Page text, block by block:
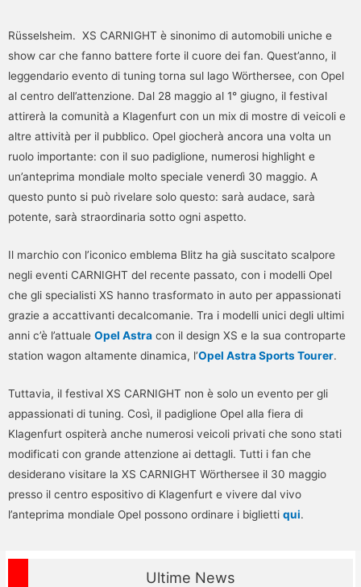
Rüsselsheim. XS CARNIGHT è sinonimo di automobili uniche e
show car che fanno battere forte il cuore dei fan. Quest’anno, il
leggendario evento di tuning torna sul lago Wörthersee, con Opel
al centro dell’attenzione. Dal 28 maggio al 1° giugno, il festival
attirerà la comunità a Klagenfurt con un mix di mostre di veicoli e
altre attività per il pubblico. Opel giocherà ancora una volta un
ruolo importante: con il suo padiglione, numerosi highlight e
un’anteprima mondiale molto speciale venerdì 30 maggio. A
questo punto si può rivelare solo questo: sarà audace, sarà
potente, sarà straordinaria sotto ogni aspetto.
Il marchio con l’iconico emblema Blitz ha già suscitato scalpore
negli eventi CARNIGHT del recente passato, con i modelli Opel
che gli specialisti XS hanno trasformato in auto per appassionati
grazie a accattivanti decalcomanie. Tra i modelli unici degli ultimi
anni c’è l’attuale Opel Astra con il design XS e la sua controparte
station wagon altamente dinamica, l’Opel Astra Sports Tourer.
Tuttavia, il festival XS CARNIGHT non è solo un evento per gli
appassionati di tuning. Così, il padiglione Opel alla fiera di
Klagenfurt ospiterà anche numerosi veicoli privati che sono stati
modificati con grande attenzione ai dettagli. Tutti i fan che
desiderano visitare la XS CARNIGHT Wörthersee il 30 maggio
presso il centro espositivo di Klagenfurt e vivere dal vivo
l’anteprima mondiale Opel possono ordinare i biglietti qui.
Ultime News